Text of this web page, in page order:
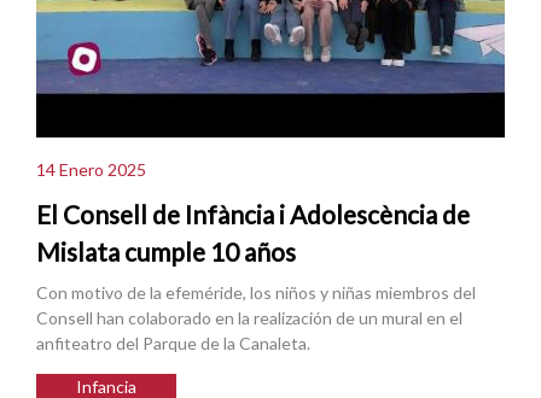
14 Enero 2025
El Consell de Infància i Adolescència de
Mislata cumple 10 años
Con motivo de la efeméride, los niños y niñas miembros del
Consell han colaborado en la realización de un mural en el
anfiteatro del Parque de la Canaleta.
Infancia